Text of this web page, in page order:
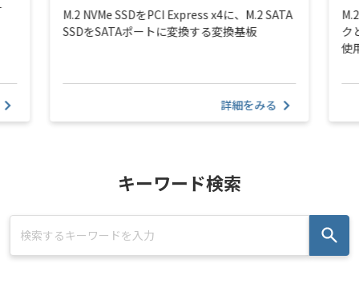
M.2 NVMe SSDをPCI Express x4に、M.2 SATA
SSDをSATAポートに変換する変換基板
詳細をみる
ク
使
キーワード検索